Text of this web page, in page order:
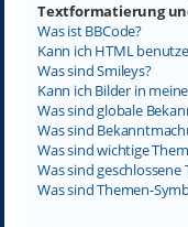
Textformatierung
Was ist BBCode?
Kann ich HTML
Was sind Smileys?
Kann ich Bilder in
Was sind globale
Was sind
Was sind wichtige
Was sind geschlossene
Was sind Themen-